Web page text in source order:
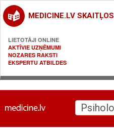
MEDICINE.LV SKAITĻOS
LIETOTĀJI ONLINE
AKTĪVIE UZŅĒMUMI
NOZARES RAKSTI
EKSPERTU ATBILDES